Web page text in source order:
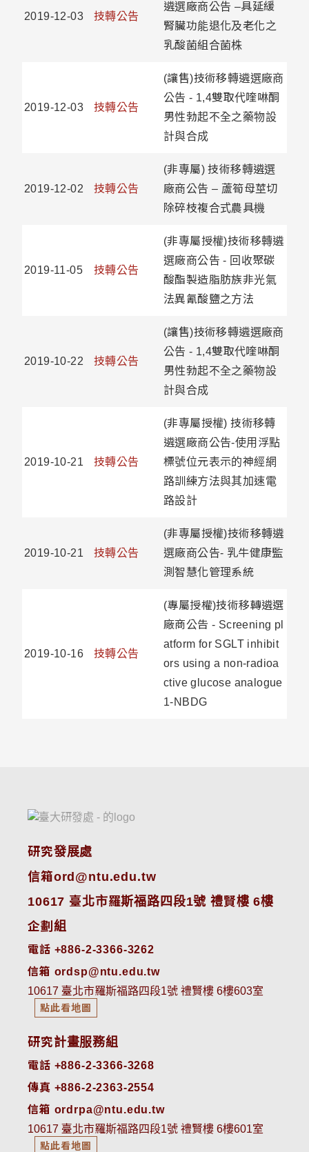
2019-12-03 技轉公告
遴選廠商公告 –具延緩
腎臟功能退化及老化之
乳酸菌組合菌株
2019-12-03 技轉公告
(讓售)技術移轉遴選廠商
公告 - 1,4雙取代喹啉酮
男性勃起不全之藥物設
計與合成
2019-12-02 技轉公告
(非專屬) 技術移轉遴選
廠商公告 – 蘆筍母莖切
除碎枝複合式農具機
2019-11-05 技轉公告
(非專屬授權)技術移轉遴
選廠商公告 - 回收聚碳
酸酯製造脂肪族非光氣
法異氰酸鹽之方法
2019-10-22 技轉公告
(讓售)技術移轉遴選廠商
公告 - 1,4雙取代喹啉酮
男性勃起不全之藥物設
計與合成
2019-10-21 技轉公告
(非專屬授權) 技術移轉
遴選廠商公告-使用浮點
標號位元表示的神經網
路訓練方法與其加速電
路設計
2019-10-21 技轉公告
(非專屬授權)技術移轉遴
選廠商公告- 乳牛健康監
測智慧化管理系統
2019-10-16 技轉公告
(專屬授權)技術移轉遴選
廠商公告 - Screening pl
atform for SGLT inhibit
ors using a non-radioa
ctive glucose analogue
1-NBDG
研究發展處
信箱ord@ntu.edu.tw
10617 臺北市羅斯福路四段1號 禮賢樓 6樓
企劃組
電話 +886-2-3366-3262
信箱 ordsp@ntu.edu.tw
10617 臺北市羅斯福路四段1號 禮賢樓 6樓603室
點此看地圖
研究計畫服務組
電話 +886-2-3366-3268
傳真 +886-2-2363-2554
信箱 ordrpa@ntu.edu.tw
10617 臺北市羅斯福路四段1號 禮賢樓 6樓601室
點此看地圖